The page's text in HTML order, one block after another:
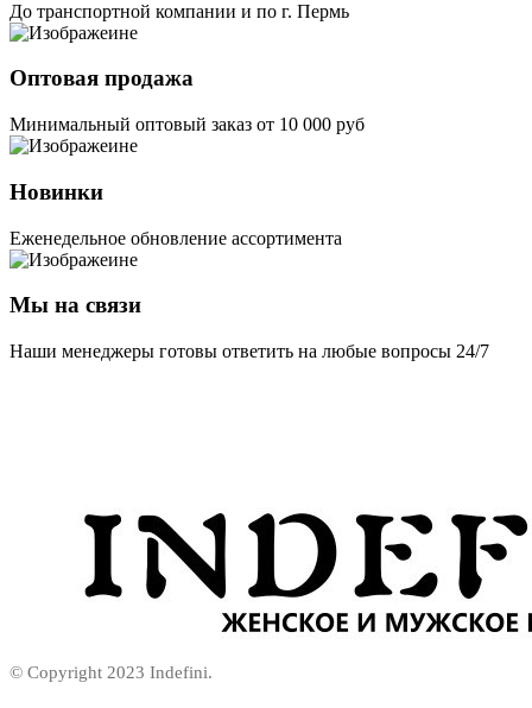
До транспортной компании и по г. Пермь
Оптовая продажа
Минимальный оптовый заказ от 10 000 руб
Новинки
Еженедельное обновление ассортимента
Мы на связи
Наши менеджеры готовы ответить на любые вопросы 24/7
© Copyright 2023 Indefini.